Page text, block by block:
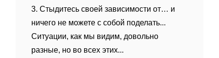
3. Стыдитесь своей зависимости от… и
ничего не можете с собой поделать...
Ситуации, как мы видим, довольно
разные, но во всех этих...